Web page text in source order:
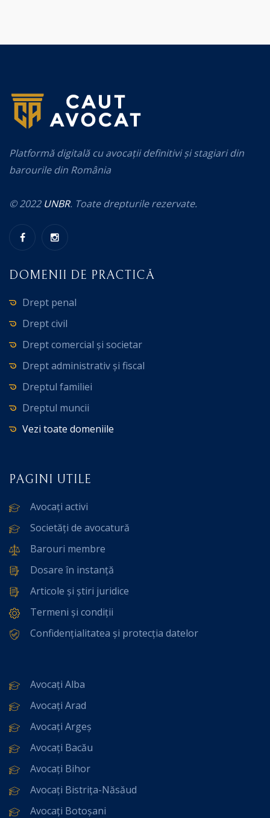
Platformă digitală cu avocații definitivi și stagiari din
barourile din România
© 2022 UNBR. Toate drepturile rezervate.
DOMENII DE PRACTICĂ
Drept penal
Drept civil
Drept comercial și societar
Drept administrativ și fiscal
Dreptul familiei
Dreptul muncii
Vezi toate domeniile
PAGINI UTILE
Avocați activi
Societăți de avocatură
Barouri membre
Dosare în instanță
Articole și știri juridice
Termeni și condiții
Confidențialitatea și protecția datelor
Avocați Alba
Avocați Arad
Avocați Argeș
Avocați Bacău
Avocați Bihor
Avocați Bistrița-Năsăud
Avocați Botoșani